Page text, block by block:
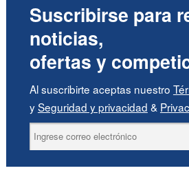
Suscribirse para
noticias,
ofertas y
Al suscribirte aceptas nuestro
ySeguridad y privacidad &